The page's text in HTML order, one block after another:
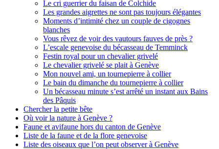
Le cri guerrier du faisan de Colchide
Les grandes aigrettes ne sont pas toujours élégantes
Moments d’intimité chez un couple de cigognes
blanches
Vous rêvez de voir des vautours fauves de près ?
L’escale genevoise du bécasseau de Temminck
Festin royal pour un chevalier grivelé
Le chevalier grivelé se plait à Genève
Mon nouvel ami, un tournepierre à collier
Le bain du dimanche du tournepierre à collier
Un bécasseau minute s’est arrêté un instant aux Bains
des Pâquis
Chercher la petite bête
Où voir la nature à Genève ?
Faune et avifaune hors du canton de Genève
Liste de la faune et de la flore genevoise
Liste des oiseaux que l’on peut observer à Genève